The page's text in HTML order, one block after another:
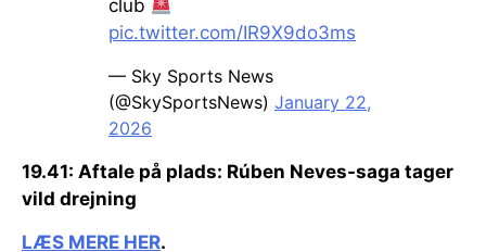
club
pic.twitter.com/IR9X9do3ms
— Sky Sports News
(@SkySportsNews) January 22,
2026
19.41: Aftale på plads: Rúben Neves-saga tager
vild drejning
LÆS MERE HER.